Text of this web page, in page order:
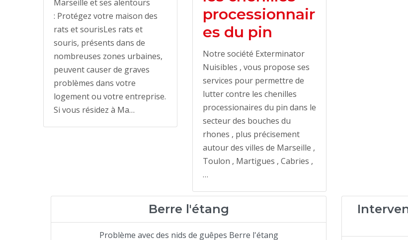
Marseille et ses alentours
: Protégez votre maison des
rats et sourisLes rats et
souris, présents dans de
nombreuses zones urbaines,
peuvent causer de graves
problèmes dans votre
logement ou votre entreprise.
Si vous résidez à Ma…
processionnair
es du pin
Notre société Exterminator
Nuisibles , vous propose ses
services pour permettre de
lutter contre les chenilles
processionaires du pin dans le
secteur des bouches du
rhones , plus précisement
autour des villes de Marseille ,
Toulon , Martigues , Cabries ,
…
Berre l'étang
Problème avec des nids de guêpes Berre l'étang